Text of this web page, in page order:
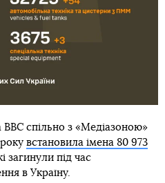
спільно з «Медіазоною»
встановила імена 80 973
загинули під час
в Україну.